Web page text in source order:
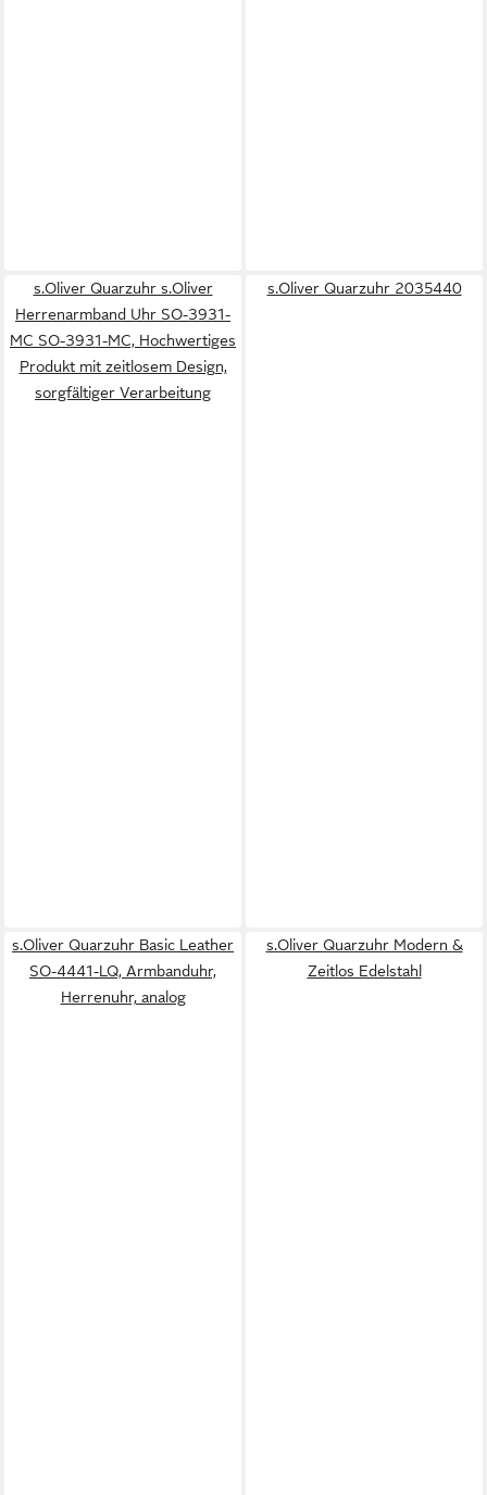
s.Oliver Quarzuhr s.Oliver
Herrenarmband Uhr SO-3931-
MC SO-3931-MC, Hochwertiges
Produkt mit zeitlosem Design,
sorgfältiger Verarbeitung
s.Oliver Quarzuhr 2035440
s.Oliver Quarzuhr Basic Leather
SO-4441-LQ, Armbanduhr,
Herrenuhr, analog
s.Oliver Quarzuhr Modern &
Zeitlos Edelstahl